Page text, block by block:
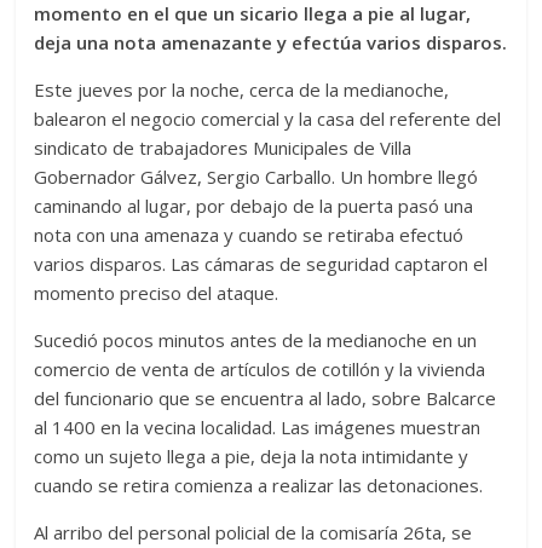
momento en el que un sicario llega a pie al lugar,
deja una nota amenazante y efectúa varios disparos.
Este jueves por la noche, cerca de la medianoche,
balearon el negocio comercial y la casa del referente del
sindicato de trabajadores Municipales de Villa
Gobernador Gálvez, Sergio Carballo. Un hombre llegó
caminando al lugar, por debajo de la puerta pasó una
nota con una amenaza y cuando se retiraba efectuó
varios disparos. Las cámaras de seguridad captaron el
momento preciso del ataque.
Sucedió pocos minutos antes de la medianoche en un
comercio de venta de artículos de cotillón y la vivienda
del funcionario que se encuentra al lado, sobre Balcarce
al 1400 en la vecina localidad. Las imágenes muestran
como un sujeto llega a pie, deja la nota intimidante y
cuando se retira comienza a realizar las detonaciones.
Al arribo del personal policial de la comisaría 26ta, se